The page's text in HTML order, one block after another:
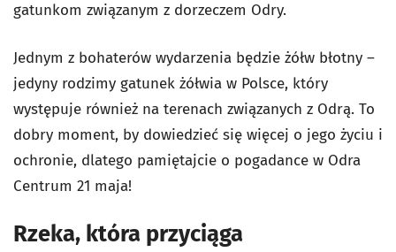
gatunkom związanym z dorzeczem Odry.
Jednym z bohaterów wydarzenia będzie żółw błotny –
jedyny rodzimy gatunek żółwia w Polsce, który
występuje również na terenach związanych z Odrą. To
dobry moment, by dowiedzieć się więcej o jego życiu i
ochronie, dlatego pamiętajcie o pogadance w Odra
Centrum 21 maja!
Rzeka, która przyciąga